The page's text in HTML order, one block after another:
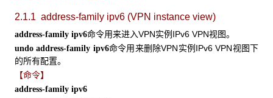
2.1.1 address-family ipv6 (VPN instance view)
address-family ipv6命令用来进入VPN实例IPv6 VPN视图。
undo address-family ipv6命令用来删除VPN实例IPv6 VPN视图下
的所有配置。
【命令】
address-family ipv6